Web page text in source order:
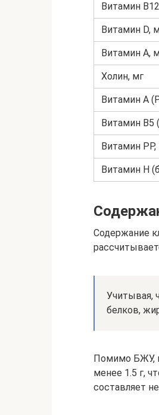
Витамин
Витамин D,
Витамин A,
Холин, мг
Витамин A
Витамин B5
Витамин PP,
Витамин H
Содержание
Учитывая,
белков,
Помимо БЖУ,
менее 1.5 г,
составляет